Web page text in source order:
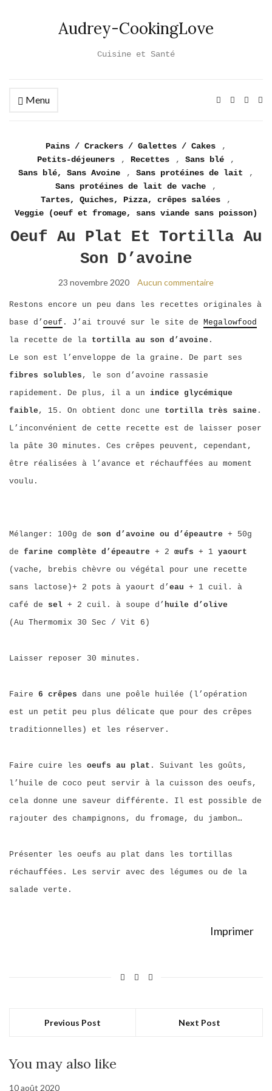
Audrey-CookingLove
Cuisine et Santé
Menu
Pains / Crackers / Galettes / Cakes
,
Petits-déjeuners
, Recettes , Sans blé
,
Sans blé, Sans Avoine
, Sans protéines de lait
,
Sans protéines de lait de vache
,
Tartes, Quiches, Pizza, crêpes salées
,
Veggie (oeuf et fromage, sans viande sans poisson)
Oeuf Au Plat Et Tortilla Au
Son D’avoine
23 novembre 2020 Aucun commentaire
Restons encore un peu dans les recettes originales à
base d’ oeuf . J’ai trouvé sur le site de Megalowfood
la recette de la tortilla au son d’avoine .
Le son est l’enveloppe de la graine. De part ses
fibres solubles , le son d’avoine rassasie
rapidement. De plus, il a un indice glycémique
faible , 15. On obtient donc une tortilla très saine .
L’inconvénient de cette recette est de laisser poser
la pâte 30 minutes. Ces crêpes peuvent, cependant,
être réalisées à l’avance et réchauffées au moment
voulu.
Mélanger: 100g de son d’avoine ou d’épeautre + 50g
de farine complète d’épeautre + 2 œufs + 1 yaourt
(vache, brebis chèvre ou végétal pour une recette
sans lactose)+ 2 pots à yaourt d’ eau + 1 cuil. à
café de sel + 2 cuil. à soupe d’ huile d’olive
(Au Thermomix 30 Sec / Vit 6)
Laisser reposer 30 minutes.
Faire 6 crêpes dans une poêle huilée (l’opération
est un petit peu plus délicate que pour des crêpes
traditionnelles) et les réserver.
Faire cuire les oeufs au plat . Suivant les goûts,
l’huile de coco peut servir à la cuisson des oeufs,
cela donne une saveur différente. Il est possible de
rajouter des champignons, du fromage, du jambon…
Présenter les oeufs au plat dans les tortillas
réchauffées. Les servir avec des légumes ou de la
salade verte.
Imprimer
Previous Post Next Post
You may also like
10 août 2020